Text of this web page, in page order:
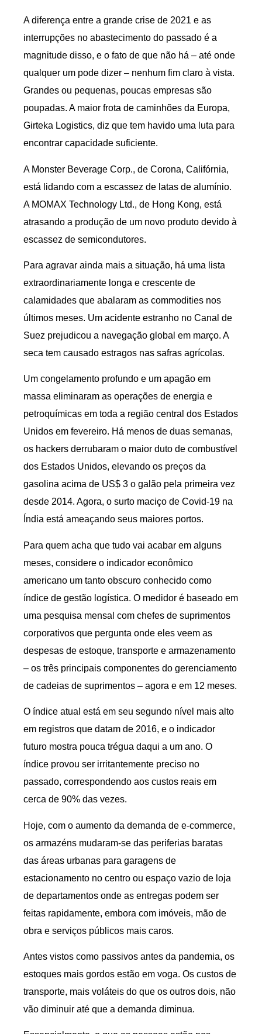
A diferença entre a grande crise de 2021 e as
interrupções no abastecimento do passado é a
magnitude disso, e o fato de que não há – até onde
qualquer um pode dizer – nenhum fim claro à vista.
Grandes ou pequenas, poucas empresas são
poupadas. A maior frota de caminhões da Europa,
Girteka Logistics, diz que tem havido uma luta para
encontrar capacidade suficiente.
A Monster Beverage Corp., de Corona, Califórnia,
está lidando com a escassez de latas de alumínio.
A MOMAX Technology Ltd., de Hong Kong, está
atrasando a produção de um novo produto devido à
escassez de semicondutores.
Para agravar ainda mais a situação, há uma lista
extraordinariamente longa e crescente de
calamidades que abalaram as commodities nos
últimos meses. Um acidente estranho no Canal de
Suez prejudicou a navegação global em março. A
seca tem causado estragos nas safras agrícolas.
Um congelamento profundo e um apagão em
massa eliminaram as operações de energia e
petroquímicas em toda a região central dos Estados
Unidos em fevereiro. Há menos de duas semanas,
os hackers derrubaram o maior duto de combustível
dos Estados Unidos, elevando os preços da
gasolina acima de US$ 3 o galão pela primeira vez
desde 2014. Agora, o surto maciço de Covid-19 na
Índia está ameaçando seus maiores portos.
Para quem acha que tudo vai acabar em alguns
meses, considere o indicador econômico
americano um tanto obscuro conhecido como
índice de gestão logística. O medidor é baseado em
uma pesquisa mensal com chefes de suprimentos
corporativos que pergunta onde eles veem as
despesas de estoque, transporte e armazenamento
– os três principais componentes do gerenciamento
de cadeias de suprimentos – agora e em 12 meses.
O índice atual está em seu segundo nível mais alto
em registros que datam de 2016, e o indicador
futuro mostra pouca trégua daqui a um ano. O
índice provou ser irritantemente preciso no
passado, correspondendo aos custos reais em
cerca de 90% das vezes.
Hoje, com o aumento da demanda de e-commerce,
os armazéns mudaram-se das periferias baratas
das áreas urbanas para garagens de
estacionamento no centro ou espaço vazio de loja
de departamentos onde as entregas podem ser
feitas rapidamente, embora com imóveis, mão de
obra e serviços públicos mais caros.
Antes vistos como passivos antes da pandemia, os
estoques mais gordos estão em voga. Os custos de
transporte, mais voláteis do que os outros dois, não
vão diminuir até que a demanda diminua.